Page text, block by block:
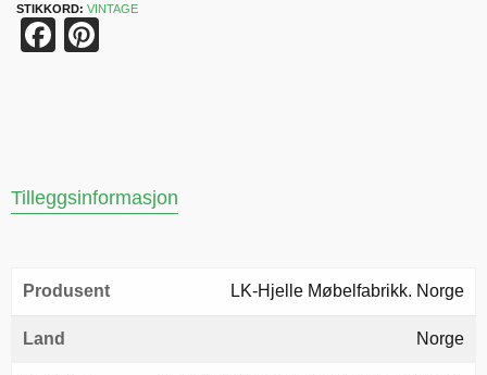
STIKKORD: VINTAGE
Facebook
Tilleggsinformasjon
Produsent LK-Hjelle Møbelfabrikk. Norge
Land Norge